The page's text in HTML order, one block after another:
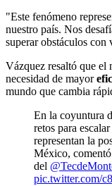
"Este fenómeno
nuestro país. Nos
superar obstáculos
Vázquez resaltó que el
necesidad de mayor
mundo que cambia
En la coyuntura
retos para
representan la
México,
del
pic.twitter.com/